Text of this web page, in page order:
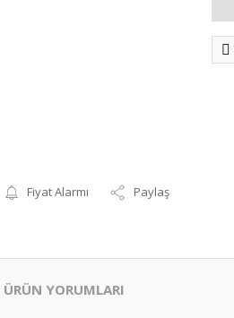
Fiyat Alarmı Paylaş
ÜRÜN YORUMLARI